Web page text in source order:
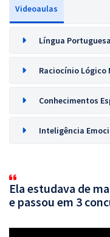
Videoaulas
Língua Portuguesa
Raciocínio
Conhecimentos
Inteligência
Ela estudava de
e passou em 3